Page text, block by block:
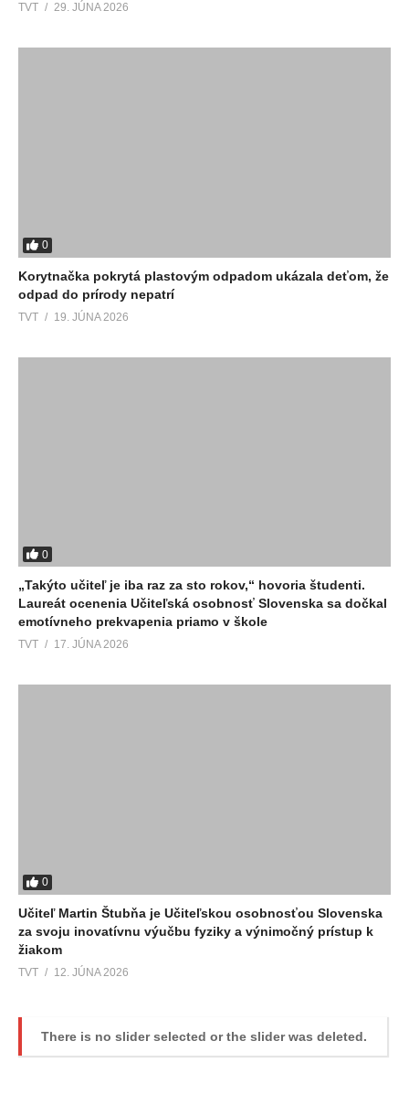
TVT 29. JÚNA 2026
0
Korytnačka pokrytá plastovým odpadom ukázala deťom, že
odpad do prírody nepatrí
TVT 19. JÚNA 2026
0
„Takýto učiteľ je iba raz za sto rokov,“ hovoria študenti.
Laureát ocenenia Učiteľská osobnosť Slovenska sa dočkal
emotívneho prekvapenia priamo v škole
TVT 17. JÚNA 2026
0
Učiteľ Martin Štubňa je Učiteľskou osobnosťou Slovenska
za svoju inovatívnu výučbu fyziky a výnimočný prístup k
žiakom
TVT 12. JÚNA 2026
There is no slider selected or the slider was deleted.